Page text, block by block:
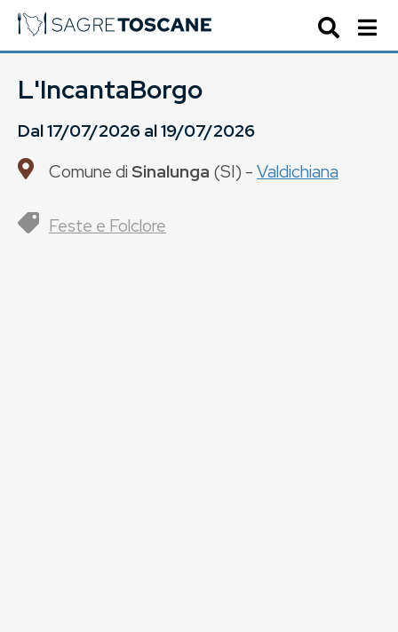
L'IncantaBorgo
Dal17/07/2026al19/07/2026
Comune diSinalunga (SI) -Valdichiana
Feste e Folclore